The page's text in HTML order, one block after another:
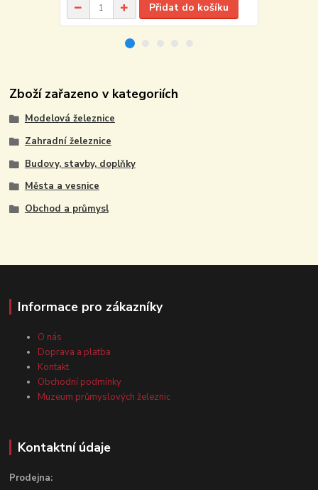
Přidat do košíku
Zboží zařazeno v kategoriích
Modelová železnice
Zahradní železnice
Budovy, stavby, doplňky
Města a vesnice
Obchod a průmysl
Informace pro zákazníky
O nás
Doprava a platba
Kontakt
Obchodní podmínky
Muzeum průmyslových železnic
Kontaktní údaje
Prodejna: